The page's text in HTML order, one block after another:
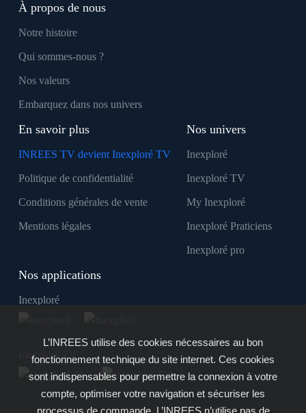
À propos de nous
Notre histoire
Qui sommes-nous ?
Nos valeurs
Embarquez dans nos univers
En savoir plus
INREES TV devient Inexploré TV
Politique de confidentialité
Conditions générales de vente
Mentions légales
Nos univers
Inexploré
Inexploré TV
My Inexploré
Inexploré Praticiens
Inexploré pro
Nos applications
Inexploré
Inexploré TV
L’INREES utilise des cookies nécessaires au bon
fonctionnement technique du site internet. Ces cookies
sont indispensables pour permettre la connexion à votre
compte, optimiser votre navigation et sécuriser les
processus de commande. L’INREES n’utilise pas de